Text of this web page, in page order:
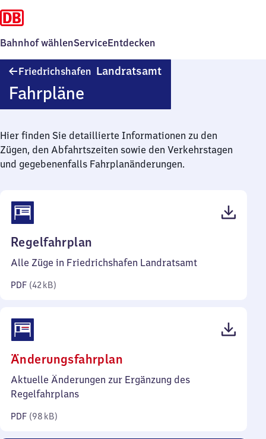
Bahnhof wählenServiceEntdecken
Friedrichshafen Landratsamt
Fahrpläne
Hier finden Sie detaillierte Informationen zu den
Zügen, den Abfahrtszeiten sowie den Verkehrstagen
und gegebenenfalls Fahrplanänderungen.
Regelfahrplan
42
Alle Züge in Friedrichshafen Landratsamt
PDF (42 kB)
Änderungsfahrplan
98
Aktuelle Änderungen zur Ergänzung des
Regelfahrplans
PDF (98 kB)